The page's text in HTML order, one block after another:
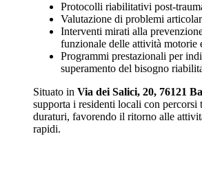
Protocolli riabilitativi post-
Valutazione di problemi
Interventi mirati alla
funzionale delle attività motorie
Programmi prestazionali per
superamento del bisogno
Situato in Via dei Salici, 20, 76121
supporta i residenti locali con percorsi
duraturi, favorendo il ritorno alle
rapidi.